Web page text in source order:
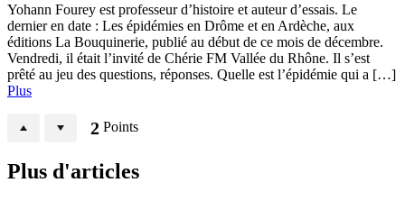
Yohann Fourey est professeur d’histoire et auteur d’essais. Le
dernier en date : Les épidémies en Drôme et en Ardèche, aux
éditions La Bouquinerie, publié au début de ce mois de décembre.
Vendredi, il était l’invité de Chérie FM Vallée du Rhône. Il s’est
prêté au jeu des questions, réponses. Quelle est l’épidémie qui a […]
Plus
2 Points
Plus d'articles